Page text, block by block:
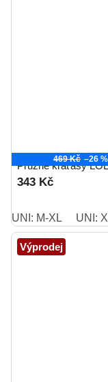
469 Kč –26 %
Pružné kraťasy
343 Kč
UNI: M-XL UNI:
Výprodej